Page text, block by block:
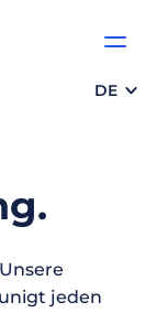
DE
jeden